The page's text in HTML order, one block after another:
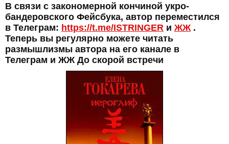
В связи с закономерной кончиной укро-
бандеровского Фейсбука, автор переместился
в Телеграм: https://t.me/ISTRINGER и ЖЖ .
Теперь вы регулярно можете читать
размышлизмы автора на его канале в
Телеграм и ЖЖ До скорой встречи